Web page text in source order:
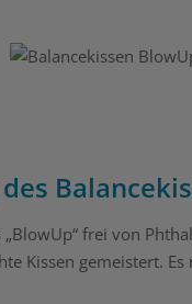
frei von
Kissen gemeistert.